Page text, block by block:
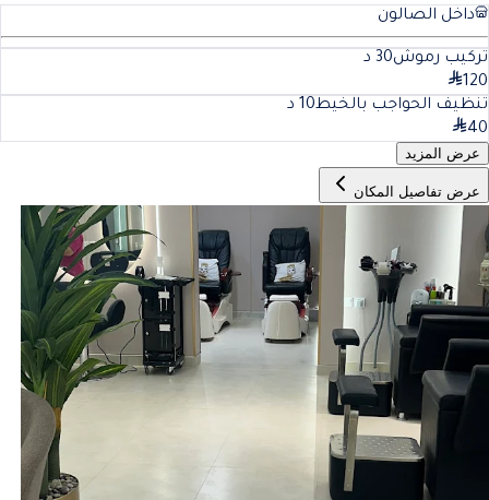
داخل الصالون
تركيب رموش30 د
120
تنظيف الحواجب بالخيط10 د
40
عرض المزيد
عرض تفاصيل المكان